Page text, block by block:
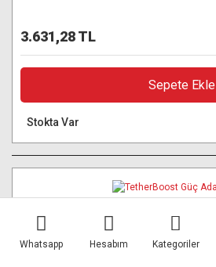
3.631,28 TL
Sepete Ekle
Stokta Var
Whatsapp Hesabım Kategoriler